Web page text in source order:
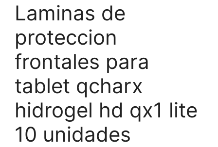
Laminas de
proteccion
frontales para
tablet qcharx
hidrogel hd qx1 lite
10 unidades